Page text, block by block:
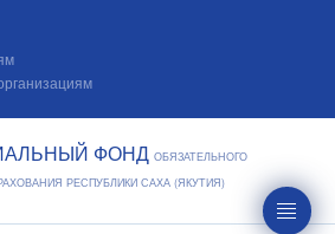
ФОНД ОБЯЗАТЕЛЬНОГО
РЕСПУБЛИКИ САХА (ЯКУТИЯ)